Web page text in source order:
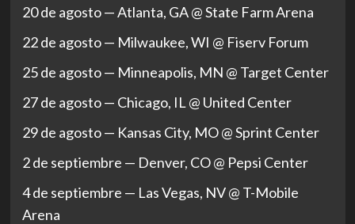
20 de agosto — Atlanta, GA @ State Farm Arena
22 de agosto — Milwaukee, WI @ Fiserv Forum
25 de agosto — Minneapolis, MN @ Target Center
27 de agosto — Chicago, IL @ United Center
29 de agosto — Kansas City, MO @ Sprint Center
2 de septiembre — Denver, CO @ Pepsi Center
4 de septiembre — Las Vegas, NV @ T-Mobile
Arena